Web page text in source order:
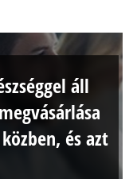
áll
és azt